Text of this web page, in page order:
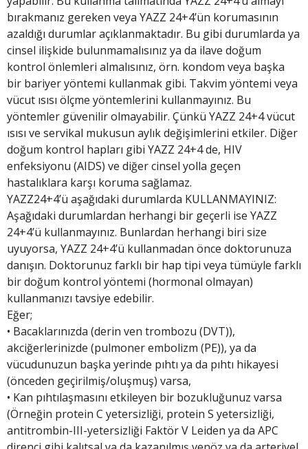
bırakmanız gereken veya YAZZ 24+4’ün korumasının
azaldığı durumlar açıklanmaktadır. Bu gibi durumlarda ya
cinsel ilişkide bulunmamalısınız ya da ilave doğum
kontrol önlemleri almalısınız, örn. kondom veya başka
bir bariyer yöntemi kullanmak gibi. Takvim yöntemi veya
vücut ısısı ölçme yöntemlerini kullanmayınız. Bu
yöntemler güvenilir olmayabilir. Çünkü YAZZ 24+4 vücut
ısısı ve servikal mukusun aylık değişimlerini etkiler. Diğer
doğum kontrol hapları gibi YAZZ 24+4 de, HIV
enfeksiyonu (AIDS) ve diğer cinsel yolla geçen
hastalıklara karşı koruma sağlamaz.
YAZZ24+4’ü aşağıdaki durumlarda KULLANMAYINIZ:
Aşağıdaki durumlardan herhangi bir geçerli ise YAZZ
24+4’ü kullanmayınız. Bunlardan herhangi biri size
uyuyorsa, YAZZ 24+4’ü kullanmadan önce doktorunuza
danışın. Doktorunuz farklı bir hap tipi veya tümüyle farklı
bir doğum kontrol yöntemi (hormonal olmayan)
kullanmanızı tavsiye edebilir.
Eğer;
• Bacaklarınızda (derin ven trombozu (DVT)),
akciğerlerinizde (pulmoner embolizm (PE)), ya da
vücudunuzun başka yerinde pıhtı ya da pıhtı hikayesi
(önceden geçirilmiş/oluşmuş) varsa,
• Kan pıhtılaşmasını etkileyen bir bozukluğunuz varsa
(Örneğin protein C yetersizliği, protein S yetersizliği,
antitrombin-III-yetersizliği Faktör V Leiden ya da APC